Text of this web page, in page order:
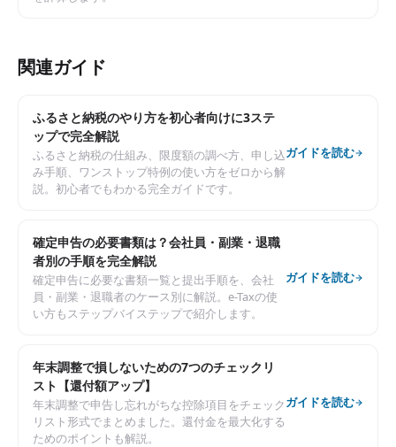
関連ガイド
ふるさと納税のやり方を初心者向けに3ステ
ップで完全解説
ふるさと納税の仕組み、限度額の調べ方、申し込
み手順、ワンストップ特例の使い方をゼロから解
説。初心者でもわかる完全ガイドです。
ガイドを読む
確定申告の必要書類は？会社員・副業・退職
者別の手順を完全解説
確定申告に必要な書類一覧と提出手順を、会社
員・副業・退職者のケース別に解説。e-Taxの使
い方もステップバイステップで紹介します。
ガイドを読む
年末調整で損しないための7つのチェックリ
スト【還付額アップ】
年末調整で申告し忘れがちな控除項目をチェック
リスト形式でまとめました。還付金を最大化する
ためのポイントも解説。
ガイドを読む